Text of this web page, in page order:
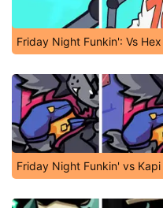
Friday Night Funkin': Vs
Friday Night Funkin' vs Kapi